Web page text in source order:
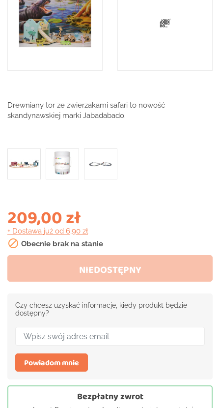
Drewniany tor ze zwierzakami safari to nowość
skandynawskiej marki Jabadabado.
209,00 zł
+ Dostawa już od 6,90 zł
 Obecnie brak na stanie
NIEDOSTĘPNY
Czy chcesz uzyskać informacje, kiedy produkt będzie
dostępny?
Powiadom mnie
Bezpłatny zwrot